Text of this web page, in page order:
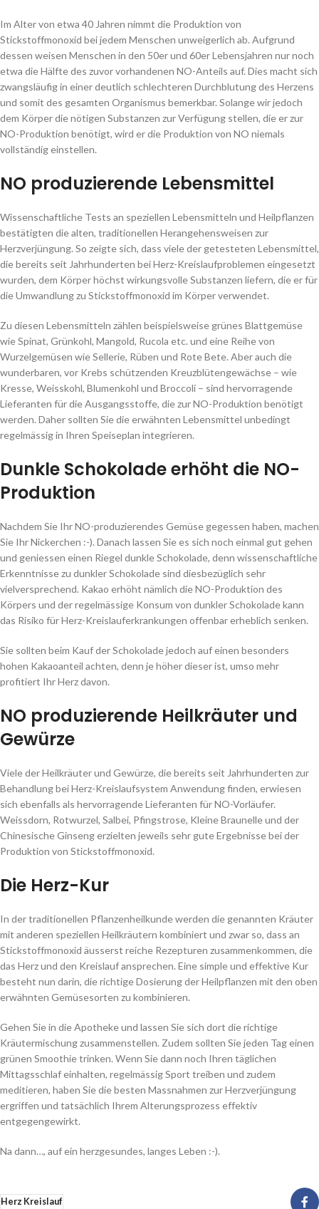
Im Alter von etwa 40 Jahren nimmt die Produktion von
Stickstoffmonoxid bei jedem Menschen unweigerlich ab. Aufgrund
dessen weisen Menschen in den 50er und 60er Lebensjahren nur noch
etwa die Hälfte des zuvor vorhandenen NO-Anteils auf. Dies macht sich
zwangsläufig in einer deutlich schlechteren Durchblutung des Herzens
und somit des gesamten Organismus bemerkbar. Solange wir jedoch
dem Körper die nötigen Substanzen zur Verfügung stellen, die er zur
NO-Produktion benötigt, wird er die Produktion von NO niemals
vollständig einstellen.
NO produzierende Lebensmittel
Wissenschaftliche Tests an speziellen Lebensmitteln und Heilpflanzen
bestätigten die alten, traditionellen Herangehensweisen zur
Herzverjüngung. So zeigte sich, dass viele der getesteten Lebensmittel,
die bereits seit Jahrhunderten bei Herz-Kreislaufproblemen eingesetzt
wurden, dem Körper höchst wirkungsvolle Substanzen liefern, die er für
die Umwandlung zu Stickstoffmonoxid im Körper verwendet.
Zu diesen Lebensmitteln zählen beispielsweise grünes Blattgemüse
wie Spinat, Grünkohl, Mangold, Rucola etc. und eine Reihe von
Wurzelgemüsen wie Sellerie, Rüben und Rote Bete. Aber auch die
wunderbaren, vor Krebs schützenden Kreuzblütengewächse – wie
Kresse, Weisskohl, Blumenkohl und Broccoli – sind hervorragende
Lieferanten für die Ausgangsstoffe, die zur NO-Produktion benötigt
werden. Daher sollten Sie die erwähnten Lebensmittel unbedingt
regelmässig in Ihren Speiseplan integrieren.
Dunkle Schokolade erhöht die NO-
Produktion
Nachdem Sie Ihr NO-produzierendes Gemüse gegessen haben, machen
Sie Ihr Nickerchen :-). Danach lassen Sie es sich noch einmal gut gehen
und geniessen einen Riegel dunkle Schokolade, denn wissenschaftliche
Erkenntnisse zu dunkler Schokolade sind diesbezüglich sehr
vielversprechend. Kakao erhöht nämlich die NO-Produktion des
Körpers und der regelmässige Konsum von dunkler Schokolade kann
das Risiko für Herz-Kreislauferkrankungen offenbar erheblich senken.
Sie sollten beim Kauf der Schokolade jedoch auf einen besonders
hohen Kakaoanteil achten, denn je höher dieser ist, umso mehr
profitiert Ihr Herz davon.
NO produzierende Heilkräuter und
Gewürze
Viele der Heilkräuter und Gewürze, die bereits seit Jahrhunderten zur
Behandlung bei Herz-Kreislaufsystem Anwendung finden, erwiesen
sich ebenfalls als hervorragende Lieferanten für NO-Vorläufer.
Weissdorn, Rotwurzel, Salbei, Pfingstrose, Kleine Braunelle und der
Chinesische Ginseng erzielten jeweils sehr gute Ergebnisse bei der
Produktion von Stickstoffmonoxid.
Die Herz-Kur
In der traditionellen Pflanzenheilkunde werden die genannten Kräuter
mit anderen speziellen Heilkräutern kombiniert und zwar so, dass an
Stickstoffmonoxid äusserst reiche Rezepturen zusammenkommen, die
das Herz und den Kreislauf ansprechen. Eine simple und effektive Kur
besteht nun darin, die richtige Dosierung der Heilpflanzen mit den oben
erwähnten Gemüsesorten zu kombinieren.
Gehen Sie in die Apotheke und lassen Sie sich dort die richtige
Kräutermischung zusammenstellen. Zudem sollten Sie jeden Tag einen
grünen Smoothie trinken. Wenn Sie dann noch Ihren täglichen
Mittagsschlaf einhalten, regelmässig Sport treiben und zudem
meditieren, haben Sie die besten Massnahmen zur Herzverjüngung
ergriffen und tatsächlich Ihrem Alterungsprozess effektiv
entgegengewirkt.
Na dann…, auf ein herzgesundes, langes Leben :-).
Herz Kreislauf